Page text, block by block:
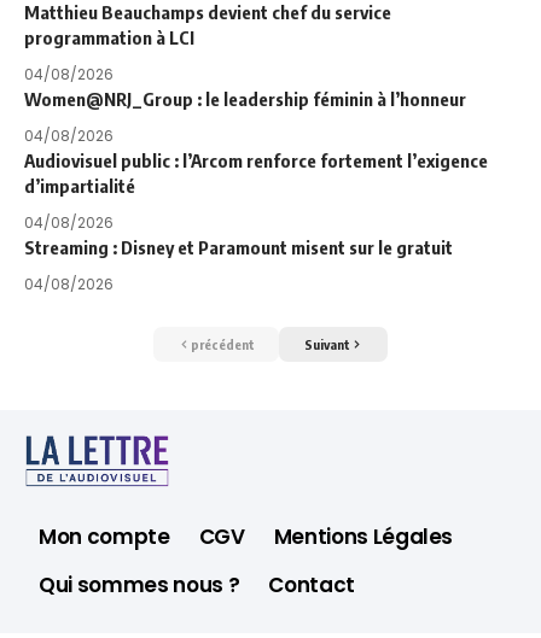
Matthieu Beauchamps devient chef du service
programmation à LCI
04/08/2026
Women@NRJ_Group : le leadership féminin à l’honneur
04/08/2026
Audiovisuel public : l’Arcom renforce fortement l’exigence
d’impartialité
04/08/2026
Streaming : Disney et Paramount misent sur le gratuit
04/08/2026
précédent Suivant
Mon compte CGV
Mentions Légales
Qui sommes nous ?
Contact